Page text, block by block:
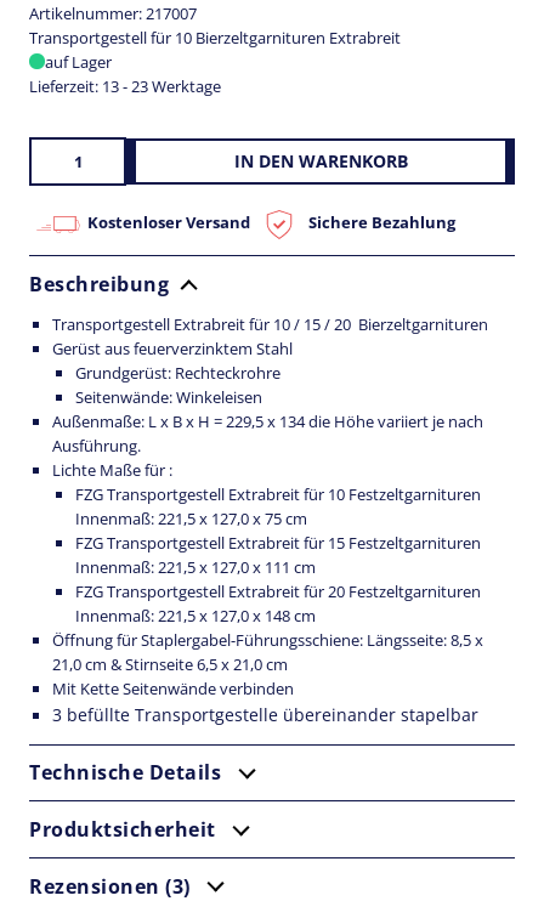
Artikelnummer:217007
Transportgestell für 10 Bierzeltgarnituren Extrabreit
auf Lager
Lieferzeit: 13 - 23 Werktage
T
a
o
r
g
ü
a
i
t
r
e
E
x
IN DEN WARENKORB
Kostenloser Versand Sichere Bezahlung
Beschreibung
Transportgestell Extrabreit für 10 / 15 / 20 Bierzeltgarnituren
Gerüst aus feuerverzinktem Stahl
Grundgerüst: Rechteckrohre
Seitenwände: Winkeleisen
Außenmaße: L x B x H = 229,5 x 134 die Höhe variiert je nach
Ausführung.
Lichte Maße für :
FZG Transportgestell Extrabreit für 10 Festzeltgarnituren
Innenmaß: 221,5 x 127,0 x 75 cm
FZG Transportgestell Extrabreit für 15 Festzeltgarnituren
Innenmaß: 221,5 x 127,0 x 111 cm
FZG Transportgestell Extrabreit für 20 Festzeltgarnituren
Innenmaß: 221,5 x 127,0 x 148 cm
Öffnung für Staplergabel-Führungsschiene: Längsseite: 8,5 x
21,0 cm & Stirnseite 6,5 x 21,0 cm
Mit Kette Seitenwände verbinden
3 befüllte Transportgestelle übereinander stapelbar
Technische Details
Produktsicherheit
Rezensionen (3)